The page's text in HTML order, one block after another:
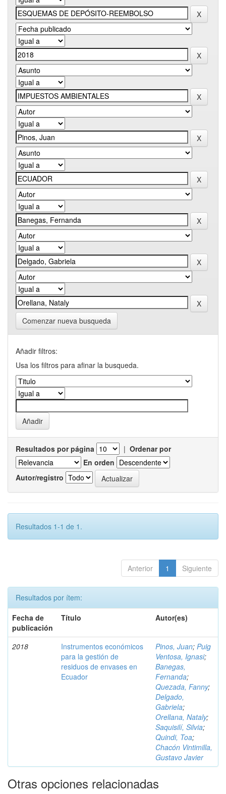
Comenzar nueva busqueda
Añadir filtros:
Usa los filtros para afinar la busqueda.
Resultados por página | Ordenar por
En orden
Autor/registro
Resultados 1-1 de 1.
Anterior 1 Siguiente
Resultados por ítem:
Fecha de
publicación
Título Autor(es)
2018
Instrumentos económicos
para la gestión de
residuos de envases en
Ecuador
Pinos, Juan; Puig
Ventosa, Ignasi;
Banegas,
Fernanda;
Quezada, Fanny;
Delgado,
Gabriela;
Orellana, Nataly;
Saquisilí, Silvia;
Quindi, Toa;
Chacón Vintimilla,
Gustavo Javier
Otras opciones relacionadas